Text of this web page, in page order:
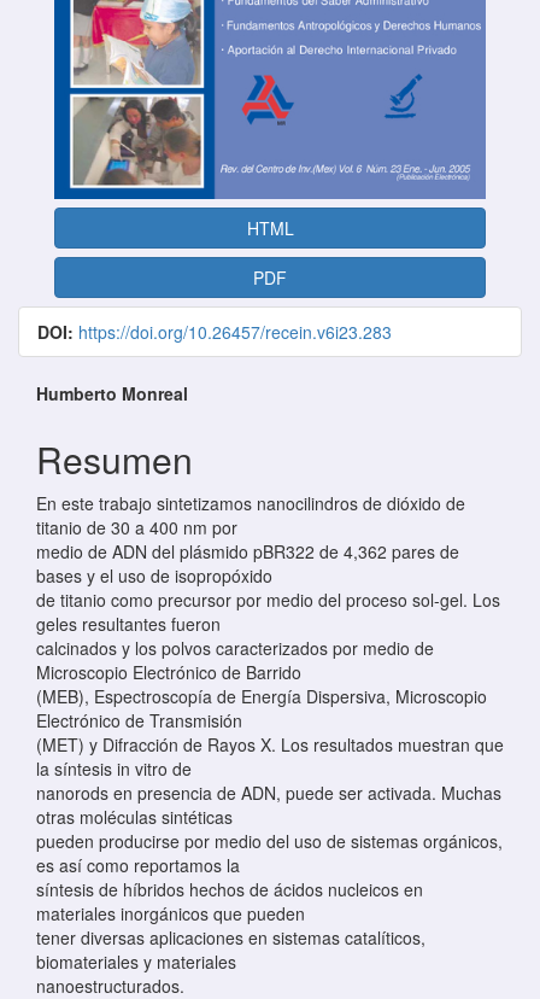
HTML
PDF
DOI: https://doi.org/10.26457/recein.v6i23.283
Contenido principal del artículo
Humberto Monreal
Resumen
En este trabajo sintetizamos nanocilindros de dióxido de
titanio de 30 a 400 nm por
medio de ADN del plásmido pBR322 de 4,362 pares de
bases y el uso de isopropóxido
de titanio como precursor por medio del proceso sol-gel. Los
geles resultantes fueron
calcinados y los polvos caracterizados por medio de
Microscopio Electrónico de Barrido
(MEB), Espectroscopía de Energía Dispersiva, Microscopio
Electrónico de Transmisión
(MET) y Difracción de Rayos X. Los resultados muestran que
la síntesis in vitro de
nanorods en presencia de ADN, puede ser activada. Muchas
otras moléculas sintéticas
pueden producirse por medio del uso de sistemas orgánicos,
es así como reportamos la
síntesis de híbridos hechos de ácidos nucleicos en
materiales inorgánicos que pueden
tener diversas aplicaciones en sistemas catalíticos,
biomateriales y materiales
nanoestructurados.